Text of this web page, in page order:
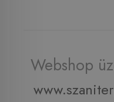
Webshop